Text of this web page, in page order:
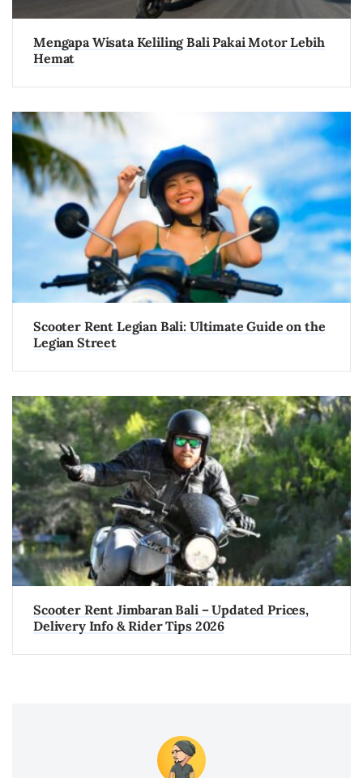
Mengapa Wisata Keliling Bali Pakai Motor Lebih
Hemat
Scooter Rent Legian Bali: Ultimate Guide on the
Legian Street
Scooter Rent Jimbaran Bali – Updated Prices,
Delivery Info & Rider Tips 2026